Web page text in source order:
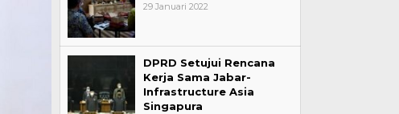
29 Januari 2022
DPRD Setujui Rencana
Kerja Sama Jabar-
Infrastructure Asia
Singapura